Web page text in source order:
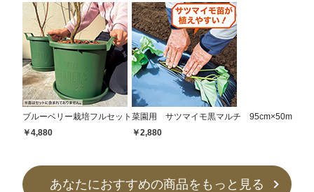
ブルーベリー栽培フルセット
￥4,880
菜園用 サツマイモ黒マルチ 95cm×50m
￥2,880
あなたにおすすめの商品をもっと見る